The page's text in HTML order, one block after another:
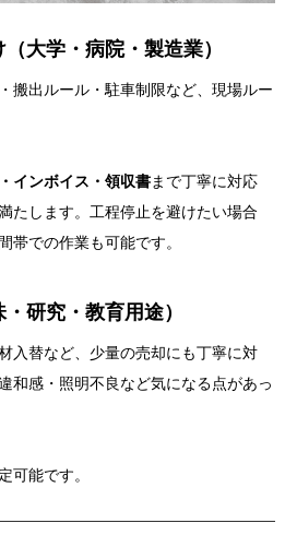
大学・病院・製造業）
搬出ルール・駐車制限など、現場ルー
インボイス・領収書まで丁寧に対応
たします。工程停止を避けたい場合
帯での作業も可能です。
研究・教育用途）
入替など、少量の売却にも丁寧に対
和感・照明不良など気になる点があっ
可能です。